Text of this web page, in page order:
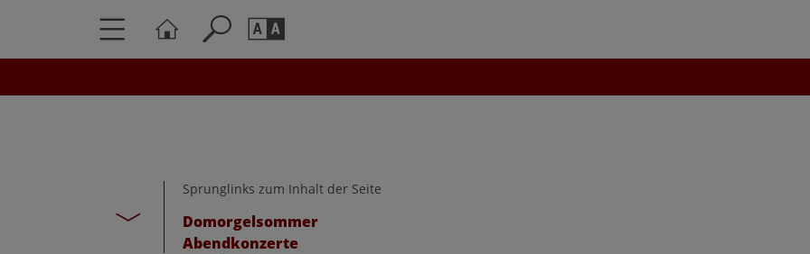
AA
Sprunglinks zum Inhalt der Seite
Domorgelsommer
Abendkonzerte